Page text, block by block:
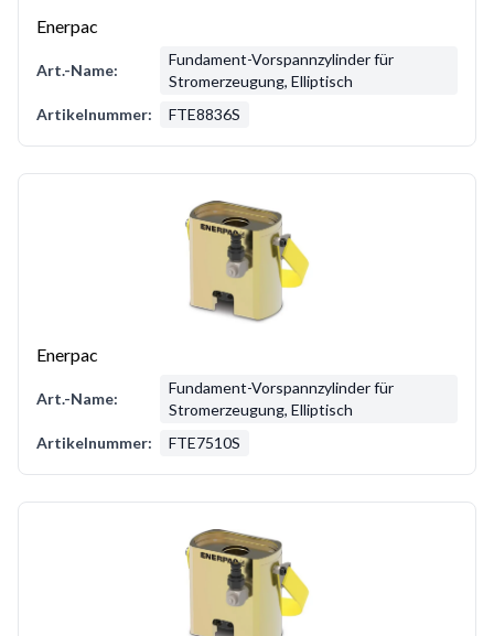
Enerpac
Art.-Name:
Fundament-Vorspannzylinder für
Stromerzeugung, Elliptisch
Artikelnummer:
FTE8836S
Enerpac
Art.-Name:
Fundament-Vorspannzylinder für
Stromerzeugung, Elliptisch
Artikelnummer:
FTE7510S